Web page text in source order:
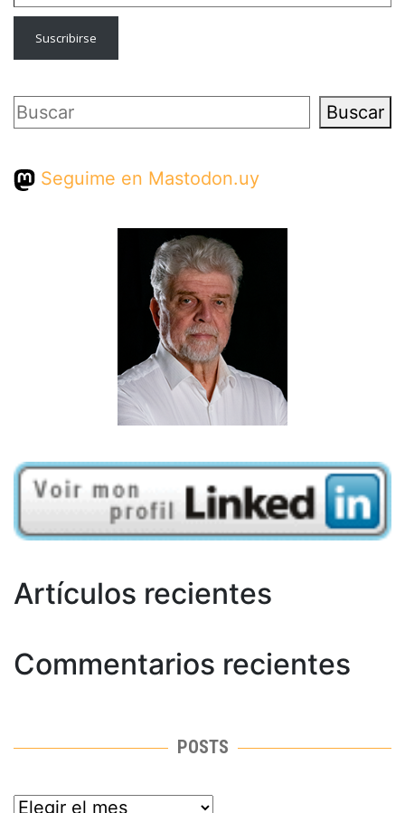
Suscribirse
Buscar Buscar
Seguime en Mastodon.uy
Artículos recientes
Commentarios recientes
POSTS
posts